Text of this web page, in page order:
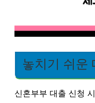
놓치기 쉬운
신혼부부 대출 신청